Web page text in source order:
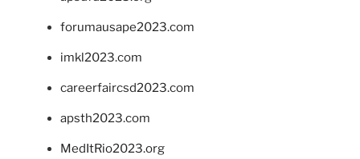
forumausape2023.com
imkl2023.com
careerfaircsd2023.com
apsth2023.com
MedItRio2023.org